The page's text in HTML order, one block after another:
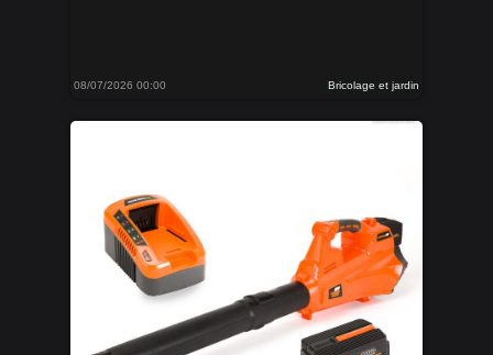
08/07/2026 00:00 Bricolage et jardin